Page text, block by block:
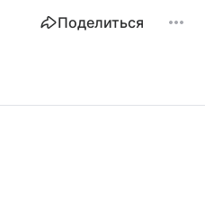
Поделиться